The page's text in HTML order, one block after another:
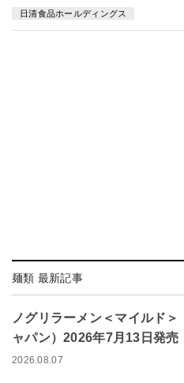
日清食品ホールディングス
麺類 最新記事
ノグリラーメン＜マイルド＞
ャパン）2026年7月13日発売
2026.08.07